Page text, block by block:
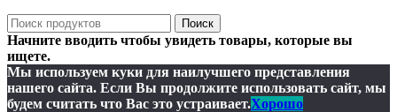
Поиск
Начните вводить чтобы увидеть товары, которые вы
ищете.
Мы используем куки для наилучшего представления
нашего сайта. Если Вы продолжите использовать сайт, мы
будем считать что Вас это устраивает.Хорошо